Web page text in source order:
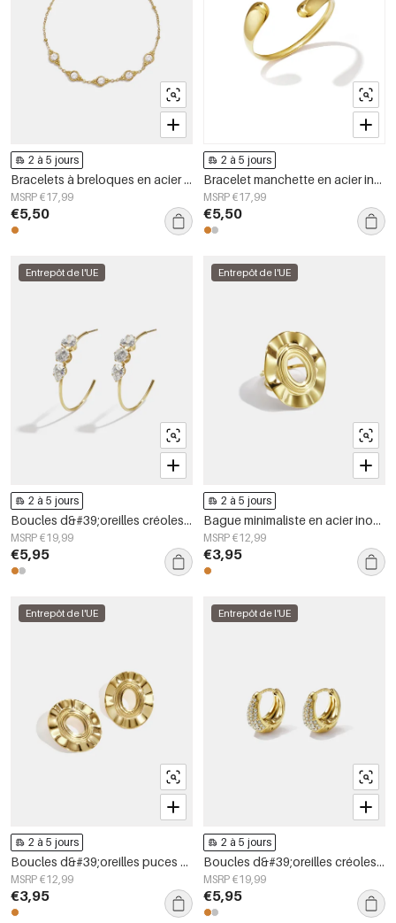
2 à 5 jours
Bracelets à breloques en acier inoxydable, forme géométrique, collection Simple Daily Simple, bijoux pour femmes
MSRP €17,99
€5,50
2 à 5 jours
Bracelet manchette en acier inoxydable, forme irrégulière, collection Simple Daily Simple, bijoux pour femmes
MSRP €17,99
€5,50
Entrepôt de l'UE
2 à 5 jours
Boucles d&#39;oreilles créoles en acier inoxydable, style simple et quotidien, collection de bijoux pour femmes
MSRP €19,99
€5,95
Entrepôt de l'UE
2 à 5 jours
Bague minimaliste en acier inoxydable, forme irrégulière, collection Simple Daily Simple, bijoux pour femmes
MSRP €12,99
€3,95
Entrepôt de l'UE
2 à 5 jours
Boucles d&#39;oreilles puces en acier inoxydable, forme irrégulière, collection Simple Daily Simple, bijoux pour femmes
MSRP €12,99
€3,95
Entrepôt de l'UE
2 à 5 jours
Boucles d&#39;oreilles créoles en acier inoxydable, forme irrégulière, collection Simple Daily Simple, bijoux pour femmes
MSRP €19,99
€5,95